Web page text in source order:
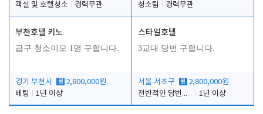
객실 및 호텔청소
경력무관
청소팀
경력무관
부천호텔 키노
급구 청소이모 1명 구합니다.
경기 부천시 월 2,800,000원
베팅
1년 이상
스타일호텔
3교대 당번 구합니다.
서울 서초구 월 2,800,000원
전반적인 당번업무
1년 이상